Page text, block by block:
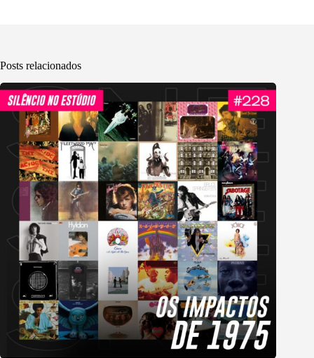
Posts relacionados